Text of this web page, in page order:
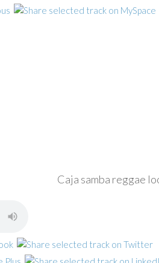
Caja samba reggae